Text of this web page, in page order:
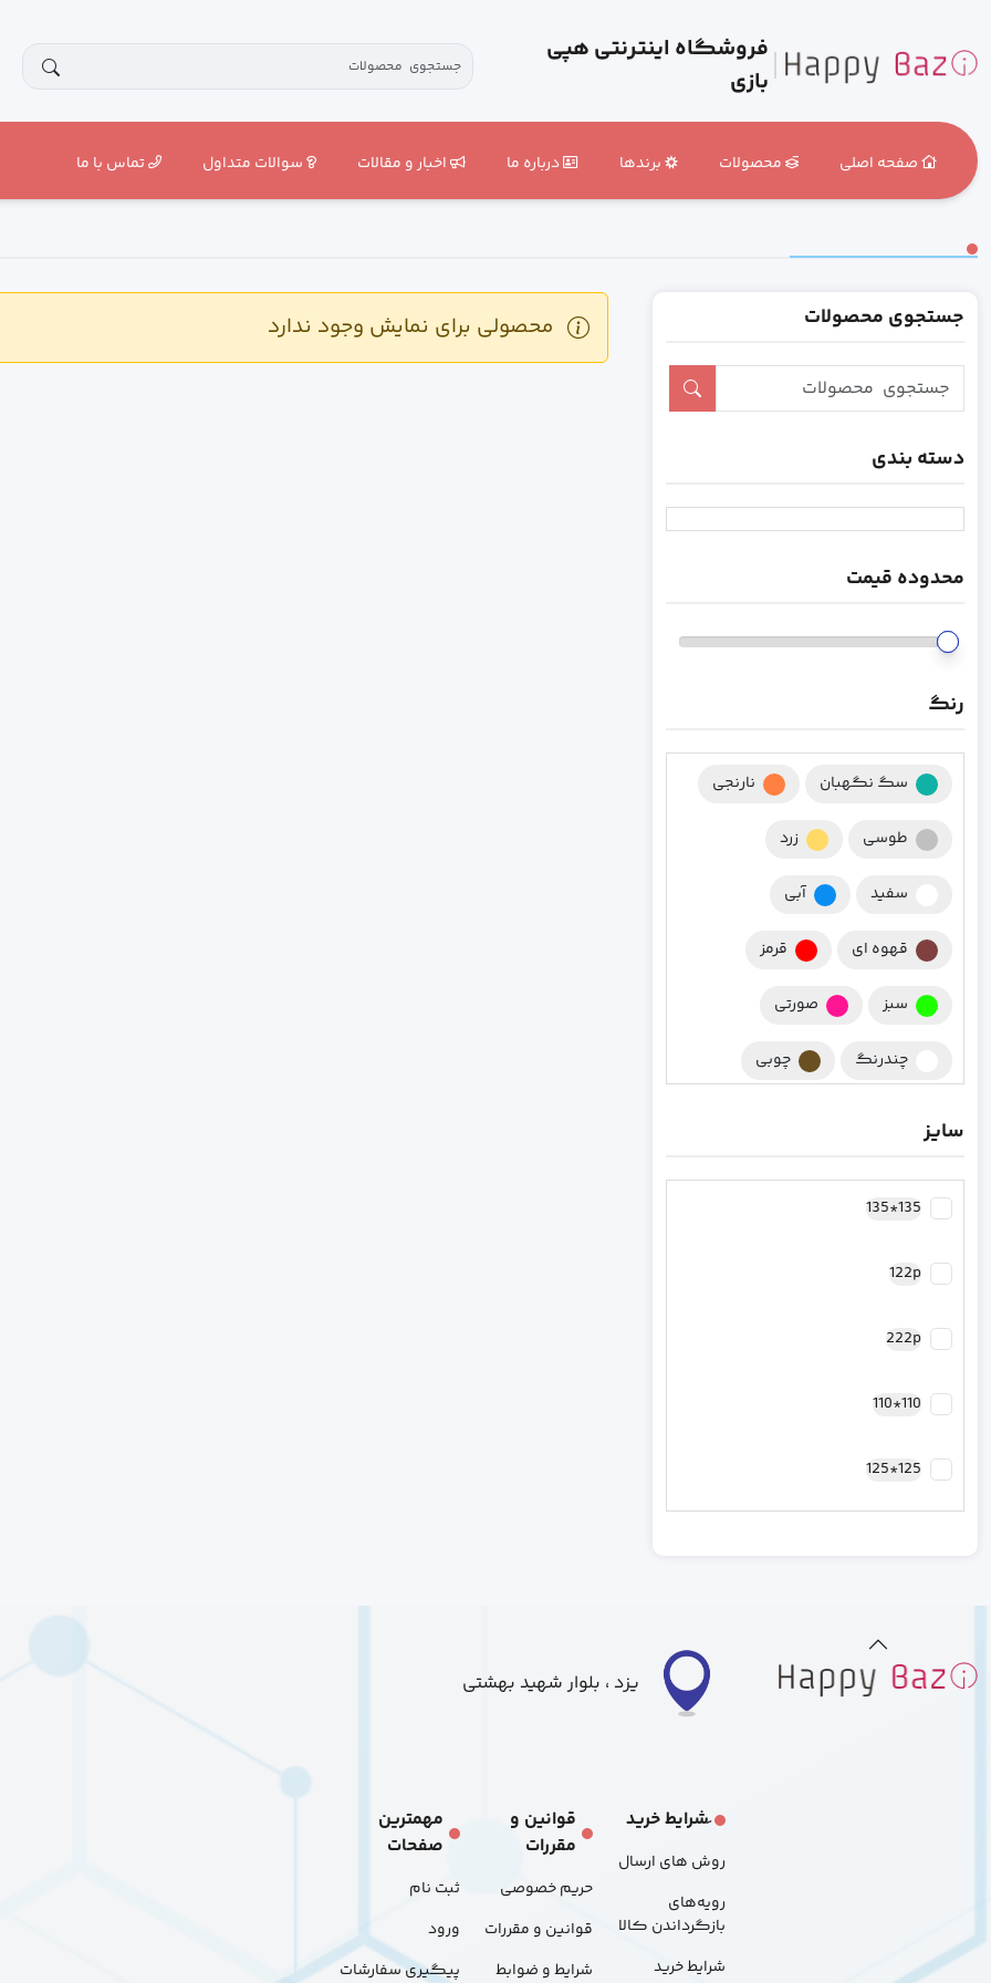
فروشگاه اینترنتی هپی
بازی
صفحه اصلی محصولات برندها درباره ما اخبار و مقالات سوالات متداول تماس با ما
جستجوی محصولات
دسته بندی
محدوده قیمت
رنگ
سگ نگهبان نارنجی
طوسی زرد
سفید آبی
قهوه ای قرمز
سبز صورتی
چندرنگ چوبی
نقره ای
رزگلد مسی
طلایی
سایز
135*135
122p
222p
110*110
125*125
کوچک
محصولی برای نمایش وجود ندارد
یزد ، بلوار شهید بهشتی
َشرایط خرید
روش های ارسال
رویه‌های
بازگرداندن کالا
شرایط خرید
قوانین و
مقررات
حریم خصوصی
قوانین و مقررات
شرایط و ضوابط
مهمترین
صفحات
ثبت نام
ورود
پیگیری سفارشات